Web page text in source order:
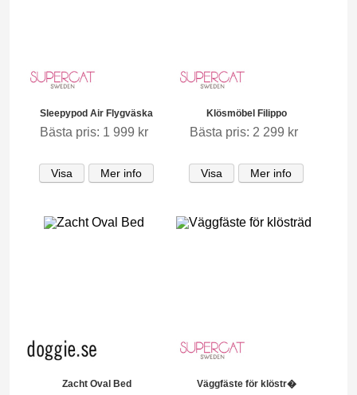
Sleepypod Air Flygväska
Bästa pris: 1 999 kr
Visa Mer info
Klösmöbel Filippo
Bästa pris: 2 299 kr
Visa Mer info
Zacht Oval Bed
Väggfäste för klöstr�